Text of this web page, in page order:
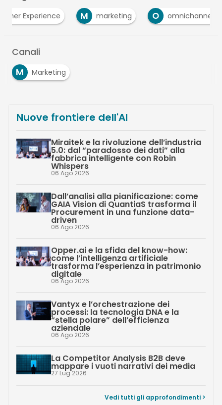
Experience M marketing omnichannel
Canali
M
Marketing
Nuove frontiere dell'AI
Miraitek e la rivoluzione dell’industria
5.0: dal “paradosso dei dati” alla
fabbrica intelligente con Robin
Whispers
06 Ago 2026
Dall’analisi alla pianificazione: come
GAIA Vision di QuantiaS trasforma il
Procurement in una funzione data-
driven
06 Ago 2026
Opper.ai e la sfida del know-how:
come l’intelligenza artificiale
trasforma l’esperienza in patrimonio
digitale
06 Ago 2026
Vantyx e l’orchestrazione dei
processi: la tecnologia DNA e la
“stella polare” dell’efficienza
aziendale
06 Ago 2026
La Competitor Analysis B2B deve
mappare i vuoti narrativi dei media
27 Lug 2026
Vedi tutti gli approfondimenti >